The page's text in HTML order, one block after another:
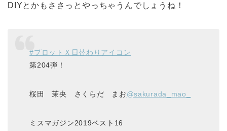
DIYとかもささっとやっちゃうんでしょうね！
#プロットＸ日替わりアイコン
第204弾！
桜田 茉央 さくらだ まお@sakurada_mao_
ミスマガジン2019ベスト16